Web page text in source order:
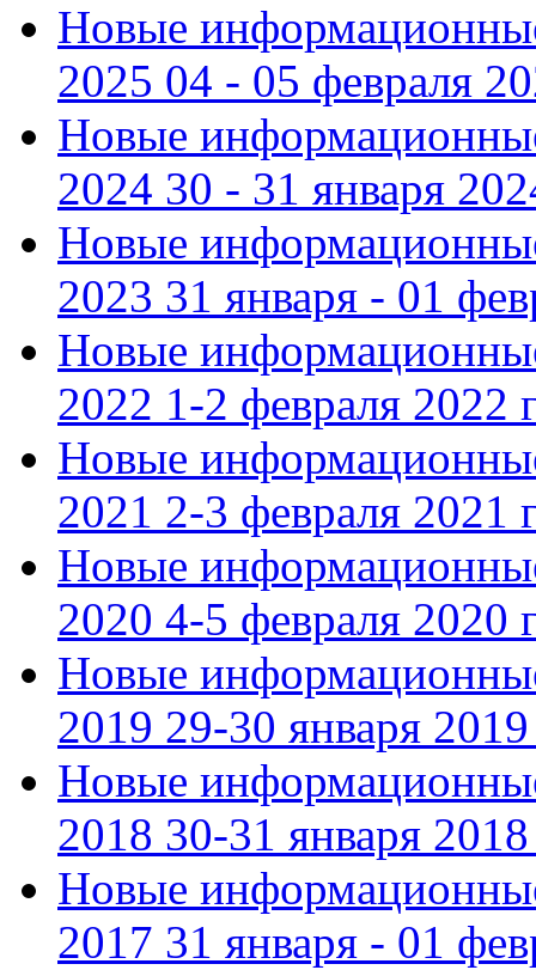
Новые
2025 04 - 05 февраля
Новые
2024 30 - 31 января
Новые
2023 31 января - 01
Новые
2022 1-2 февраля 2022
Новые
2021 2-3 февраля 2021
Новые
2020 4-5 февраля 2020
Новые
2019 29-30 января 2019
Новые
2018 30-31 января 2018
Новые
2017 31 января - 01